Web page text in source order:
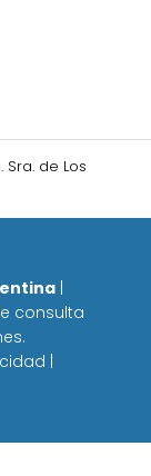
Sra. de Los
consulta